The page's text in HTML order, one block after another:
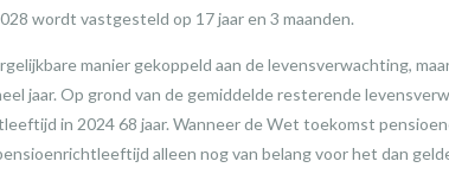
wordt vastgesteld op 17 jaar en 3 maanden.
manier gekoppeld aan de levensverwachting,
jaar. Op grond van de gemiddelde resterende
in 2024 68 jaar. Wanneer de Wet toekomst
alleen nog van belang voor het dan